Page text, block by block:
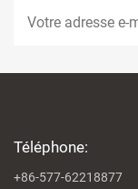
Téléphone:
+86-577-62218877